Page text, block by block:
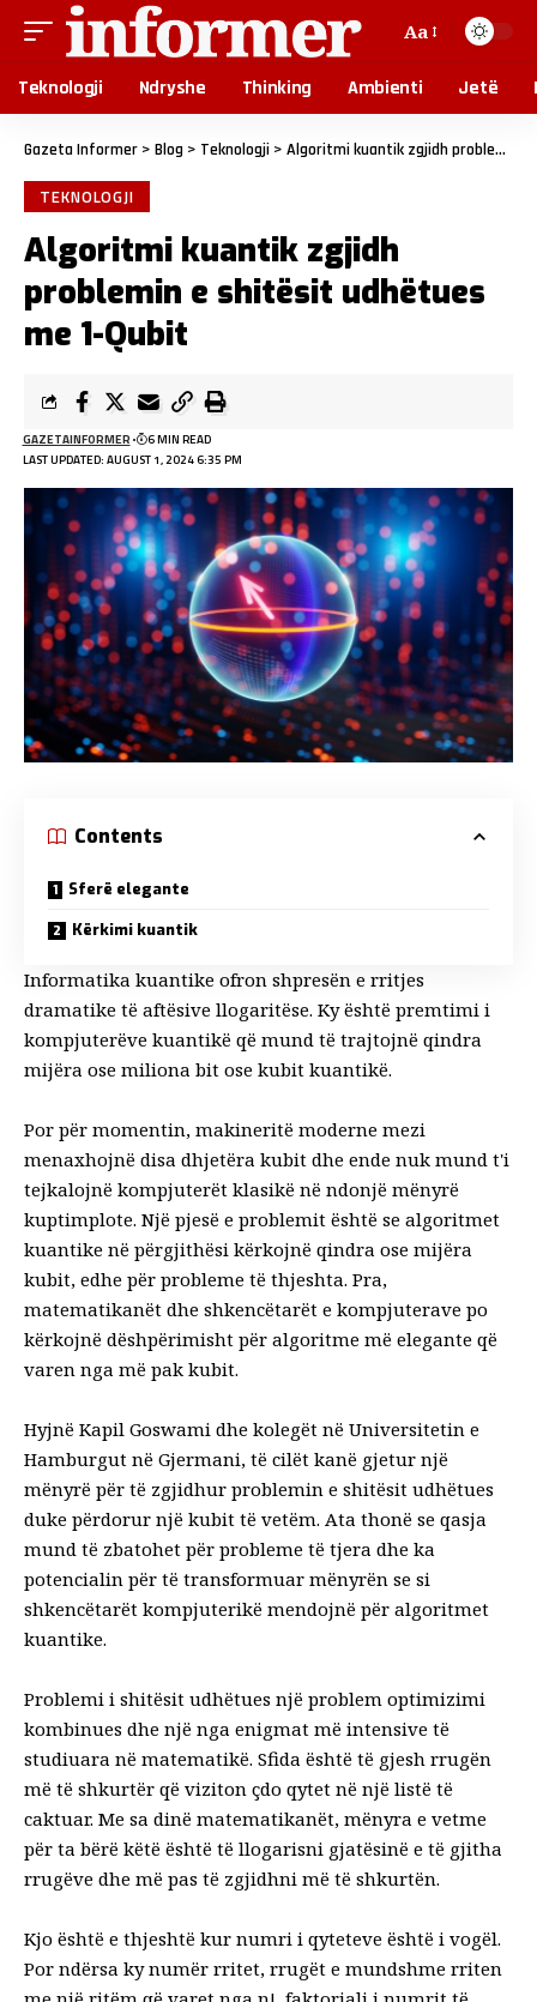
Aa
Teknologji Ndryshe Thinking Ambienti Jetë
Gazeta Informer > Blog > Teknologji > Algoritmi kuantik zgjidh problemin e shitësit udhëtues me 1-Qubit
TEKNOLOGJI
Algoritmi kuantik zgjidh
problemin e shitësit udhëtues
me 1-Qubit
LAST UPDATED: AUGUST 1, 2024 6:35 PM
GAZETAINFORMER 6 MIN READ
Contents
Sferë elegante
Kërkimi kuantik
Informatika kuantike ofron shpresën e rritjes
dramatike të aftësive llogaritëse. Ky është premtimi i
kompjuterëve kuantikë që mund të trajtojnë qindra
mijëra ose miliona bit ose kubit kuantikë.
Por për momentin, makineritë moderne mezi
menaxhojnë disa dhjetëra kubit dhe ende nuk mund t'i
tejkalojnë kompjuterët klasikë në ndonjë mënyrë
kuptimplote. Një pjesë e problemit është se algoritmet
kuantike në përgjithësi kërkojnë qindra ose mijëra
kubit, edhe për probleme të thjeshta. Pra,
matematikanët dhe shkencëtarët e kompjuterave po
kërkojnë dëshpërimisht për algoritme më elegante që
varen nga më pak kubit.
Hyjnë Kapil Goswami dhe kolegët në Universitetin e
Hamburgut në Gjermani, të cilët kanë gjetur një
mënyrë për të zgjidhur problemin e shitësit udhëtues
duke përdorur një kubit të vetëm. Ata thonë se qasja
mund të zbatohet për probleme të tjera dhe ka
potencialin për të transformuar mënyrën se si
shkencëtarët kompjuterikë mendojnë për algoritmet
kuantike.
Problemi i shitësit udhëtues një problem optimizimi
kombinues dhe një nga enigmat më intensive të
studiuara në matematikë. Sfida është të gjesh rrugën
më të shkurtër që viziton çdo qytet në një listë të
caktuar. Me sa dinë matematikanët, mënyra e vetme
për ta bërë këtë është të llogarisni gjatësinë e të gjitha
rrugëve dhe më pas të zgjidhni më të shkurtën.
Kjo është e thjeshtë kur numri i qyteteve është i vogël.
Por ndërsa ky numër rritet, rrugët e mundshme rriten